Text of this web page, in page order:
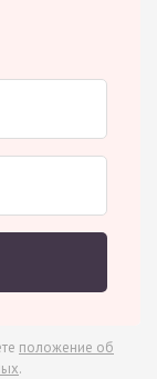
положение об
.